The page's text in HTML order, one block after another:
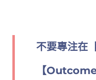
不要專注在
【